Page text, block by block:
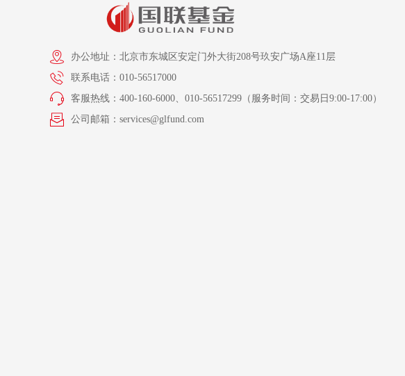
办公地址：北京市东城区安定门外大街208号玖安广场A座11层
联系电话：010-56517000
客服热线：400-160-6000、010-56517299（服务时间：交易日9:00-17:00）
公司邮箱：services@glfund.com